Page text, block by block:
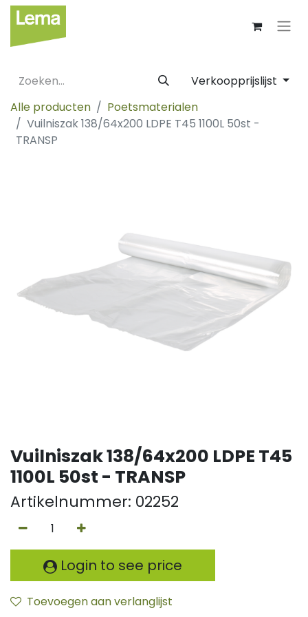
Verkoopprijslijst
Alle producten
Poetsmaterialen
Vuilniszak 138/64x200 LDPE T45 1100L 50st -
TRANSP
Vuilniszak 138/64x200 LDPE T45
1100L 50st - TRANSP
Artikelnummer: 02252
Login to see price
Toevoegen aan verlanglijst